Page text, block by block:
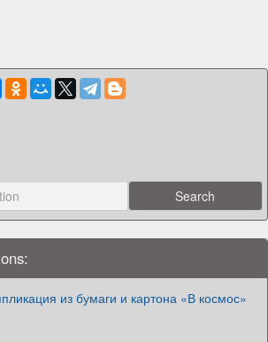
из бумаги и картона «В космос»